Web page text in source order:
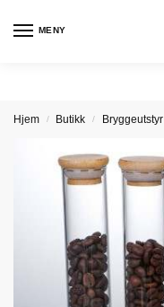
MENY
Hjem / Butikk / Bryggeutstyr